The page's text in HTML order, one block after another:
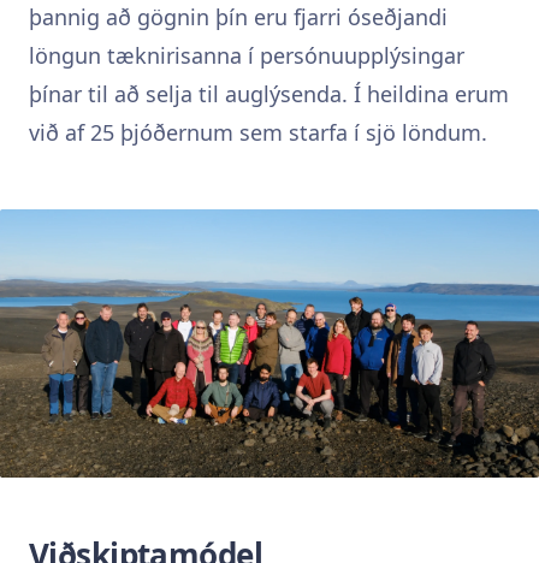
þannig að gögnin þín eru fjarri óseðjandi
löngun tæknirisanna í persónuupplýsingar
þínar til að selja til auglýsenda. Í heildina erum
við af 25 þjóðernum sem starfa í sjö löndum.